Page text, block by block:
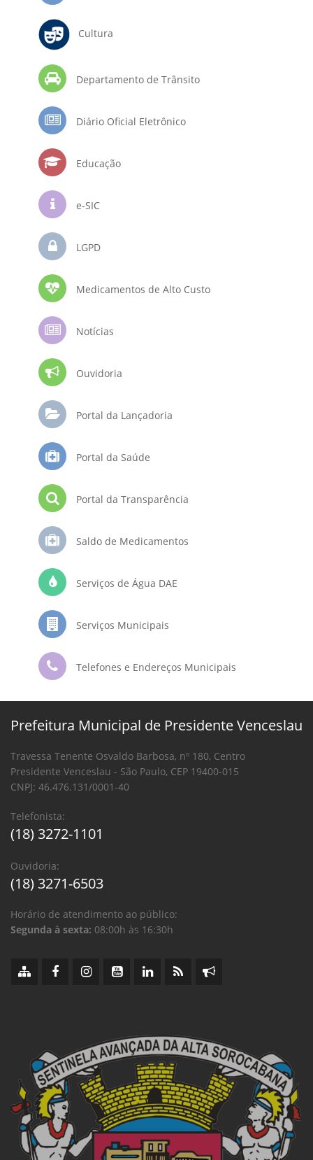
Cultura
Departamento de Trânsito
Diário Oficial Eletrônico
Educação
e-SIC
LGPD
Medicamentos de Alto Custo
Notícias
Ouvidoria
Portal da Lançadoria
Portal da Saúde
Portal da Transparência
Saldo de Medicamentos
Serviços de Água DAE
Serviços Municipais
Telefones e Endereços Municipais
Prefeitura Municipal de Presidente Venceslau
Travessa Tenente Osvaldo Barbosa, nº 180, Centro
Presidente Venceslau - São Paulo, CEP 19400-015
CNPJ: 46.476.131/0001-40
Telefonista:
(18) 3272-1101
Ouvidoria:
(18) 3271-6503
Horário de atendimento ao público:
Segunda à sexta: 08:00h às 16:30h